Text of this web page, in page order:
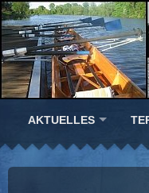
AKTUELLES